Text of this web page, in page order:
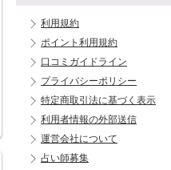
利用規約
ポイント利用規約
口コミガイドライン
プライバシーポリシー
特定商取引法に基づく表示
利用者情報の外部送信
運営会社について
占い師募集